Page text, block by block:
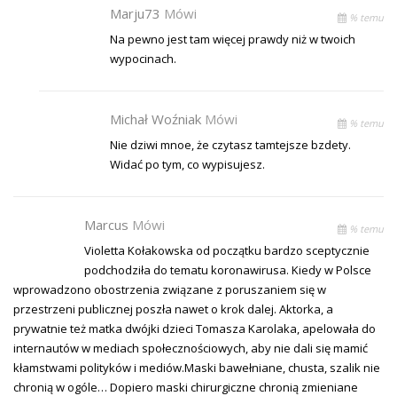
Marju73 Mówi % temu
Na pewno jest tam więcej prawdy niż w twoich
wypocinach.
Michał Woźniak Mówi % temu
Nie dziwi mnoe, że czytasz tamtejsze bzdety.
Widać po tym, co wypisujesz.
Marcus Mówi % temu
Violetta Kołakowska od początku bardzo sceptycznie
podchodziła do tematu koronawirusa. Kiedy w Polsce
wprowadzono obostrzenia związane z poruszaniem się w
przestrzeni publicznej poszła nawet o krok dalej. Aktorka, a
prywatnie też matka dwójki dzieci Tomasza Karolaka, apelowała do
internautów w mediach społecznościowych, aby nie dali się mamić
kłamstwami polityków i mediów.Maski bawełniane, chusta, szalik nie
chronią w ogóle… Dopiero maski chirurgiczne chronią zmieniane